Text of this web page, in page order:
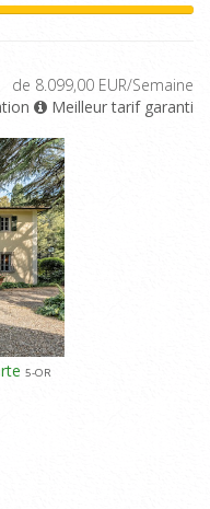
de 8.099,00 EUR/Semaine
Meilleur tarif garanti
5-OR